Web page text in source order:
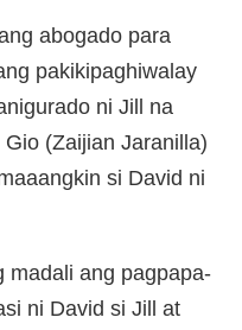
abogado para
pakikipaghiwalay
ni Jill na
(Zaijian Jaranilla)
si David ni
madali ang pagpapa-
ni David si Jill at